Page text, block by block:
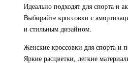
Идеально подходят для спорта и
Выбирайте кроссовки с
и стильным дизайном.
Женские кроссовки для спорта и
Яркие расцветки, легкие